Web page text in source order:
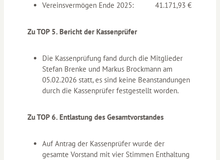
Vereinsvermögen Ende 2025: 41.171,93 €
Zu TOP 5. Bericht der Kassenprüfer
Die Kassenprüfung fand durch die Mitglieder
Stefan Brenke und Markus Brockmann am
05.02.2026 statt, es sind keine Beanstandungen
durch die Kassenprüfer festgestellt worden.
Zu TOP 6. Entlastung des Gesamtvorstandes
Auf Antrag der Kassenprüfer wurde der
gesamte Vorstand mit vier Stimmen Enthaltung